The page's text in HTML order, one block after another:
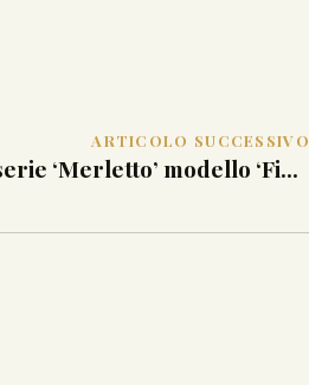
ARTICOLO SUCCESSIVO
Poltrona serie ‘Merletto’ modello ‘Fiore Bulat’ Anacleto Spazzapan